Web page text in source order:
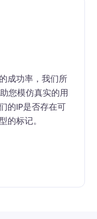
成功率，我们所
您模仿真实的用
的IP是否存在可
的标记。